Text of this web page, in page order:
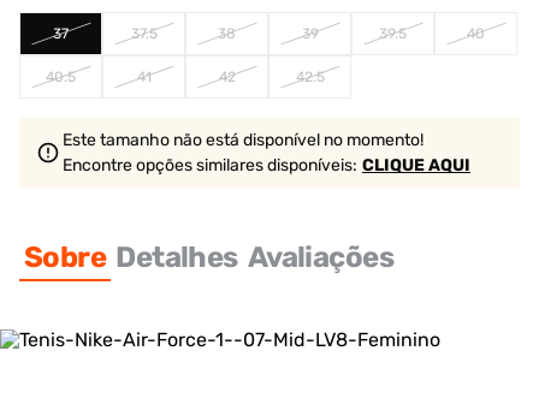
37 37.5 38 39 39.5 40
40.5 41 42 42.5
Este tamanho não está disponível no momento!
Encontre opções similaresdisponíveis: CLIQUE AQUI
Sobre Detalhes Avaliações